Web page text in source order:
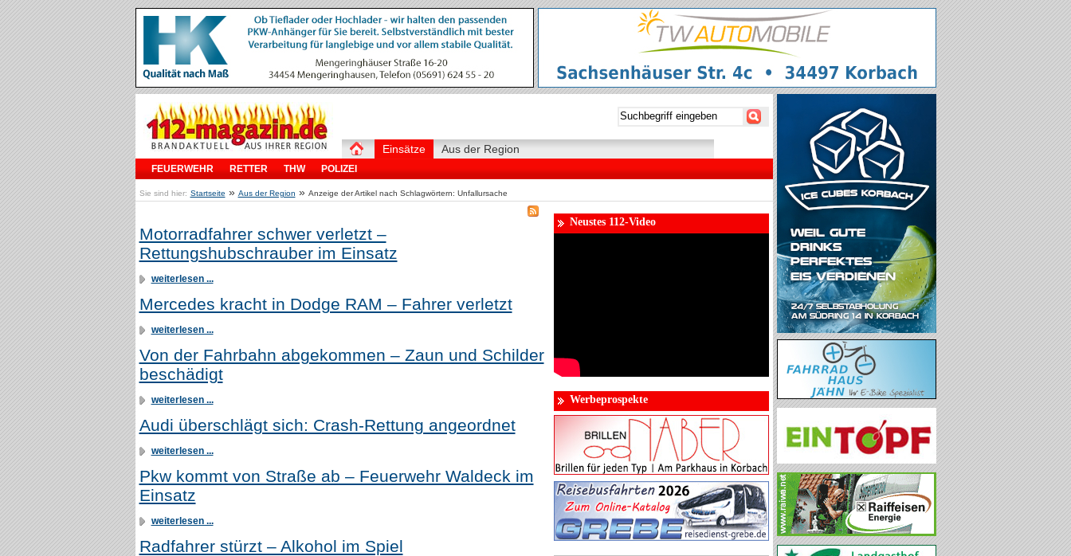
Einsätze
FEUERWEHR RETTER THW POLIZEI
Aus der Region
Sie sind hier: Startseite » Aus der Region » Anzeige der Artikel nach Schlagwörtern: Unfallursache
Motorradfahrer schwer verletzt –
Rettungshubschrauber im Einsatz
weiterlesen ...
Mercedes kracht in Dodge RAM – Fahrer verletzt
weiterlesen ...
Von der Fahrbahn abgekommen – Zaun und Schilder
beschädigt
weiterlesen ...
Audi überschlägt sich: Crash-Rettung angeordnet
weiterlesen ...
Pkw kommt von Straße ab – Feuerwehr Waldeck im
Einsatz
weiterlesen ...
Radfahrer stürzt – Alkohol im Spiel
Neustes 112-Video
Werbeprospekte